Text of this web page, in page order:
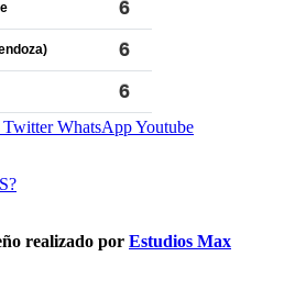
Twitter WhatsAppYoutube
realizado por Estudios Max